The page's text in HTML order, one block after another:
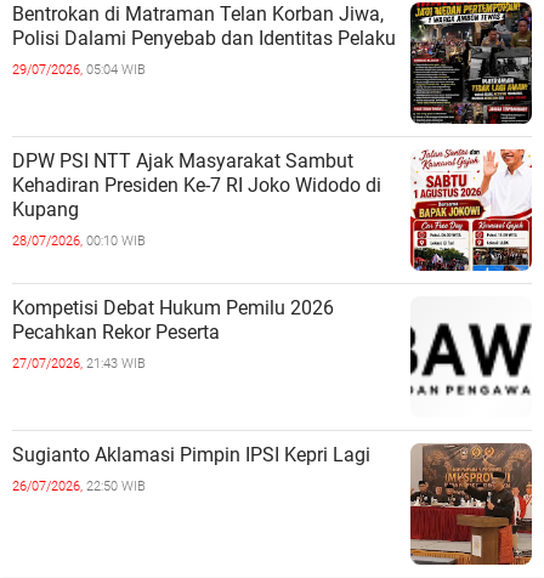
Bentrokan di Matraman Telan Korban Jiwa,
Polisi Dalami Penyebab dan Identitas Pelaku
29/07/2026, 05:04 WIB
DPW PSI NTT Ajak Masyarakat Sambut
Kehadiran Presiden Ke-7 RI Joko Widodo di
Kupang
28/07/2026, 00:10 WIB
Kompetisi Debat Hukum Pemilu 2026
Pecahkan Rekor Peserta
27/07/2026, 21:43 WIB
Sugianto Aklamasi Pimpin IPSI Kepri Lagi
26/07/2026, 22:50 WIB